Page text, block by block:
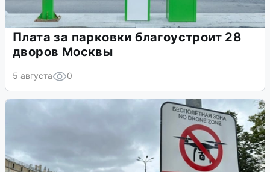
Плата за парковки благоустроит 28
дворов Москвы
5 августа 0